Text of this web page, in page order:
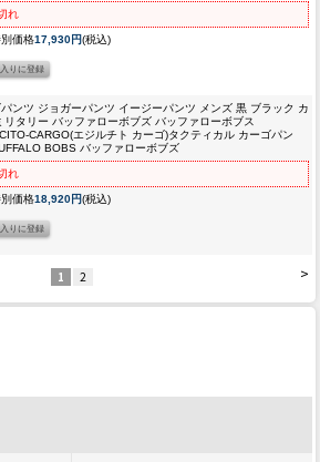
れ
価格17,930円(税込)
ンツ ジョガーパンツ イージーパンツ メンズ 黒 ブラック カ
リタリー バッファローボブズ バッファローボブス
CARGO(エジルチト カーゴ)タクティカル カーゴパン
BOBS バッファローボブズ
れ
価格18,920円(税込)
>
1 2